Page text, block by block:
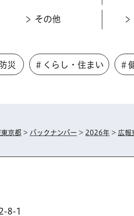
その他
災 ＃くらし・住まい ＃
京都 > バックナンバー > 2026年 > 広報
8-1